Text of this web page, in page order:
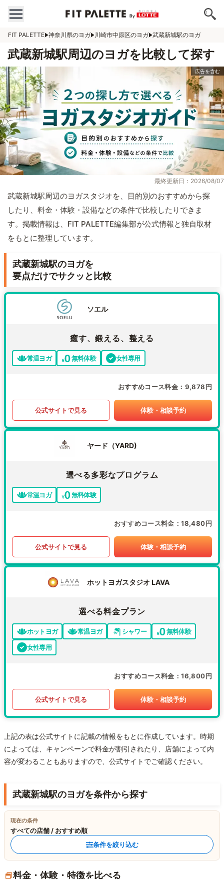
FIT PALETTE 神奈川県のヨガ 川崎市中原区のヨガ 武蔵新城駅のヨガ
武蔵新城駅周辺のヨガを比較して探す
最終更新日：2026/08/07
武蔵新城駅周辺のヨガスタジオを、目的別のおすすめから探
したり、料金・体験・設備などの条件で比較したりできま
す。掲載情報は、FIT PALETTE編集部が公式情報と独自取材
をもとに整理しています。
武蔵新城駅のヨガを
要点だけでサクッと比較
ソエル
癒す、鍛える、整える
常温ヨガ 無料体験 女性専用
おすすめコース料金 9,878円
公式サイトで見る 体験・相談予約
ヤード（YARD)
選べる多彩なプログラム
常温ヨガ 無料体験
おすすめコース料金 18,480円
公式サイトで見る 体験・相談予約
ホットヨガスタジオ LAVA
選べる料金プラン
ホットヨガ 常温ヨガ シャワー
無料体験
女性専用
おすすめコース料金 16,800円
公式サイトで見る 体験・相談予約
上記の表は公式サイトに記載の情報をもとに作成しています。時期
によっては、キャンペーンで料金が割引されたり、店舗によって内
容が変わることもありますので、公式サイトでご確認ください。
武蔵新城駅のヨガを条件から探す
現在の条件
すべての店舗 / おすすめ順
条件を絞り込む
料金・体験・特徴を比べる